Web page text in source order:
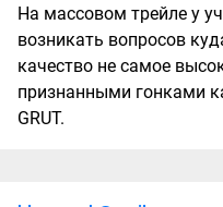
На массовом трейле у
возникать вопросов
качество не самое
признанными гонками
GRUT.